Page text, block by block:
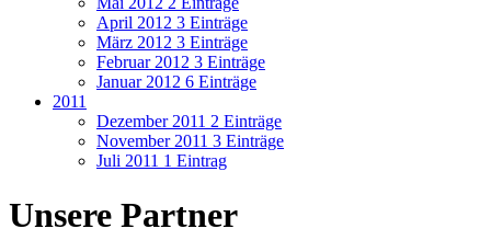
April 2012 3 Einträge
März 2012 3 Einträge
Februar 2012 3 Einträge
Januar 2012 6 Einträge
2011
Dezember 2011 2 Einträge
November 2011 3 Einträge
Juli 2011 1 Eintrag
Unsere Partner